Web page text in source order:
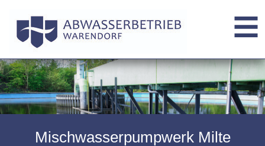
Mischwasserpumpwerk Milte